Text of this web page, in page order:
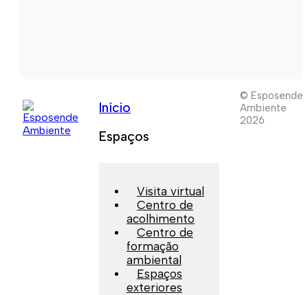
Início
Espaços
Visita virtual
Centro de
acolhimento
Centro de
formação
ambiental
Espaços
exteriores
© Esposende
Ambiente
2026